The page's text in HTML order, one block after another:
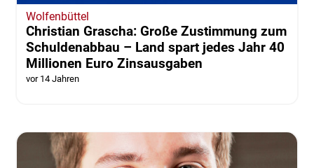
Wolfenbüttel
Christian Grascha: Große Zustimmung zum
Schuldenabbau – Land spart jedes Jahr 40
Millionen Euro Zinsausgaben
vor 14 Jahren